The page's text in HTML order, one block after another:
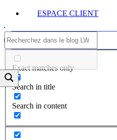
ESPACE CLIENT
Exact matches only
Search in title
Search in content